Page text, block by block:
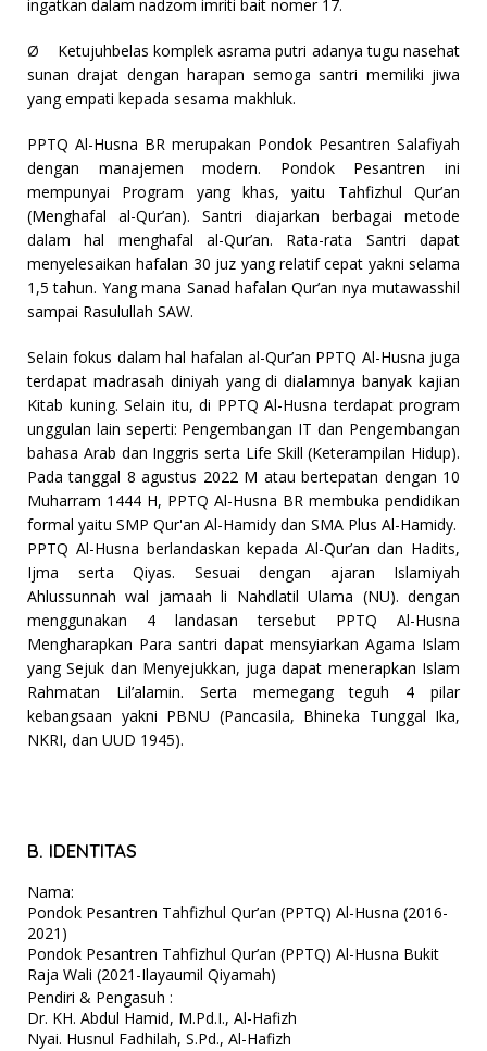
ingatkan dalam nadzom imriti bait nomer 17.
Ø
Ketujuhbelas komplek asrama putri adanya tugu nasehat
sunan drajat dengan harapan semoga santri memiliki jiwa
yang empati kepada sesama makhluk.
PPTQ Al-Husna BR merupakan Pondok Pesantren Salafiyah
dengan manajemen modern. Pondok Pesantren ini
mempunyai Program yang khas, yaitu Tahfizhul Qur’an
(Menghafal al-Qur’an). Santri diajarkan berbagai metode
dalam hal menghafal al-Qur’an. Rata-rata Santri dapat
menyelesaikan hafalan 30 juz yang relatif cepat yakni selama
1,5 tahun. Yang mana Sanad hafalan Qur’an nya mutawasshil
sampai Rasulullah SAW.
Selain fokus dalam hal hafalan al-Qur’an PPTQ Al-Husna juga
terdapat madrasah diniyah yang di dialamnya banyak kajian
Kitab kuning. Selain itu, di PPTQ Al-Husna terdapat program
unggulan lain seperti: Pengembangan IT dan Pengembangan
bahasa Arab dan Inggris serta Life Skill (Keterampilan Hidup).
Pada tanggal 8 agustus 2022 M atau bertepatan dengan 10
Muharram 1444 H, PPTQ Al-Husna BR membuka pendidikan
formal yaitu SMP Qur'an Al-Hamidy dan SMA Plus Al-Hamidy.
PPTQ Al-Husna berlandaskan kepada Al-Qur’an dan Hadits,
Ijma serta Qiyas. Sesuai dengan ajaran Islamiyah
Ahlussunnah wal jamaah li Nahdlatil Ulama (NU). dengan
menggunakan 4 landasan tersebut PPTQ Al-Husna
Mengharapkan Para santri dapat mensyiarkan Agama Islam
yang Sejuk dan Menyejukkan, juga dapat menerapkan Islam
Rahmatan Lil’alamin. Serta memegang teguh 4 pilar
kebangsaan yakni PBNU (Pancasila, Bhineka Tunggal Ika,
NKRI, dan UUD 1945).
B. IDENTITAS
Nama:
Pondok Pesantren Tahfizhul Qur’an (PPTQ) Al-Husna (2016-
2021)
Pondok Pesantren Tahfizhul Qur’an (PPTQ) Al-Husna Bukit
Raja Wali (2021-Ilayaumil Qiyamah)
Pendiri & Pengasuh :
Dr. KH. Abdul Hamid, M.Pd.I., Al-Hafizh
Nyai. Husnul Fadhilah, S.Pd., Al-Hafizh